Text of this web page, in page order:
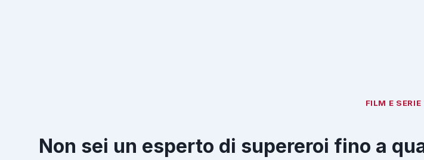
FILM E
Non sei un esperto di supereroi fino a